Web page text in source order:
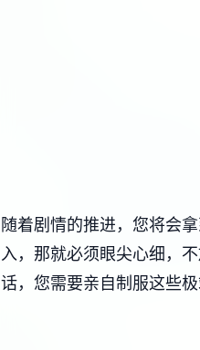
随着剧情的推进，您将会
入，那就必须眼尖心细，
话，您需要亲自制服这些